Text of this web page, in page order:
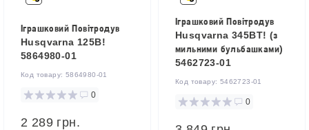
Іграшковий Повітродув
Husqvarna 125B!
5864980-01
Код товару: 5864980-01
0
2 289 грн.
Іграшковий Повітродув
Husqvarna 345BT! (з
мильними бульбашками)
5462723-01
Код товару: 5462723-01
0